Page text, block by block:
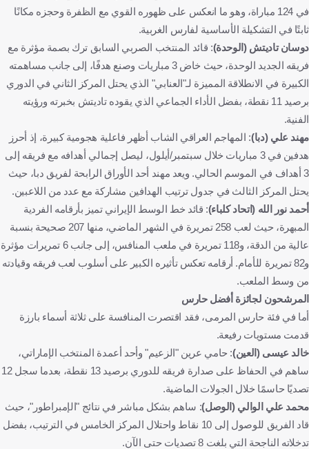
في 124 مباراة، وهو ما انعكس على ظهوره القوي مع الظفرة وحجزه مكانًا
ثابتًا في التشكيلة الأساسية لفارس الغربية.
دوسان تاديتش (الوحدة): قائد المنتخب الصربي السابق ترك بصمة مؤثرة مع
فريقه الجديد الوحدة، حيث خاض 3 مباريات وصنع هدفًا، إلى جانب مساهمته
الكبيرة في الانطلاقة المميزة لـ"العنابي" الذي يحتل المركز الثاني في الدوري
برصيد 11 نقطة، بفضل الأداء الجماعي الذي يقوده تاديتش بخبرته ورؤيته
الفنية.
مهند علي (دبا): المهاجم العراقي الشاب أظهر فاعلية هجومية كبيرة، إذ أحرز
هدفين في 3 مباريات خلال سبتمبر/أيلول، ليصل إجمالي أهدافه مع فريقه إلى
3 أهداف في الموسم الحالي. ويعد مهند أحد الأوراق الرابحة لفريق دبا، حيث
يحتل المركز الثالث في جدول ترتيب الهدافين مشاركة مع عدد من اللاعبين.
أحمد نور الله (اتحاد كلباء): قائد خط الوسط الإيراني تميز بأرقامه الفردية
المبهرة، حيث لعب 258 تمريرة في الشهر الماضي، منها 207 صحيحة بنسبة
عالية من الدقة، و118 تمريرة في ملعب المنافس، إلى جانب 6 تمريرات مؤثرة
و82 تمريرة للأمام. أرقامه تعكس تأثيره الكبير على أسلوب لعب فريقه وقيادته
من وسط الملعب.
المرشحون لجائزة أفضل حارس
أما في فئة حارس المرمى، فقد اقتصرت المنافسة على ثلاثة أسماء بارزة
قدمت مستويات رفيعة.
خالد عيسى (العين): حامي عرين "الزعيم" وأحد أعمدة المنتخب الإماراتي،
ساهم في الحفاظ على صدارة فريقه للدوري برصيد 13 نقطة، بعدما سجل 12
تصديًا حاسمًا خلال الجولات الماضية.
محمد علي الوالي (الوصل): ساهم بشكل مباشر في نتائج "الإمبراطور"، حيث
قاد الفريق للوصول إلى 10 نقاط واحتلال المركز الخامس في الترتيب، بفضل
تدخلاته الناجحة التي بلغت 8 تصديات حتى الآن.